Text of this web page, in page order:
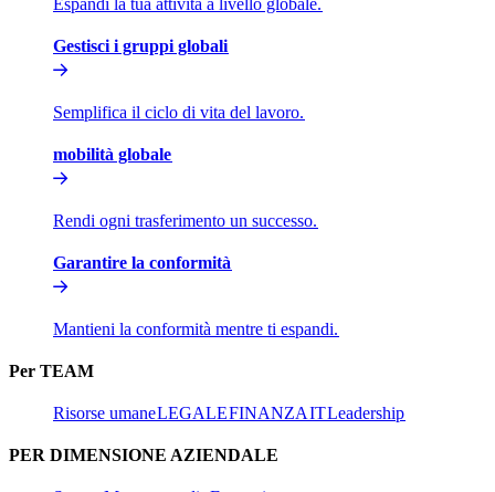
Gestisci i gruppi globali​​
Semplifica il ciclo di vita del lavoro.​​
mobilità globale​​
Rendi ogni trasferimento un successo.​​
Garantire la conformità​​
Mantieni la conformità mentre ti espandi.​​
Per TEAM​​
Risorse umane​​LEGALE​​FINANZA​​IT​​Leadership​​
PER DIMENSIONE AZIENDALE​​